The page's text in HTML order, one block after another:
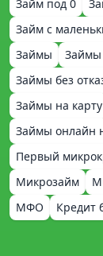
Займ под 0
Займ с
Займы
Займы
Займы без
Займы на карту
Займы онлайн
Первый
Микрозайм
МФО
Кредит